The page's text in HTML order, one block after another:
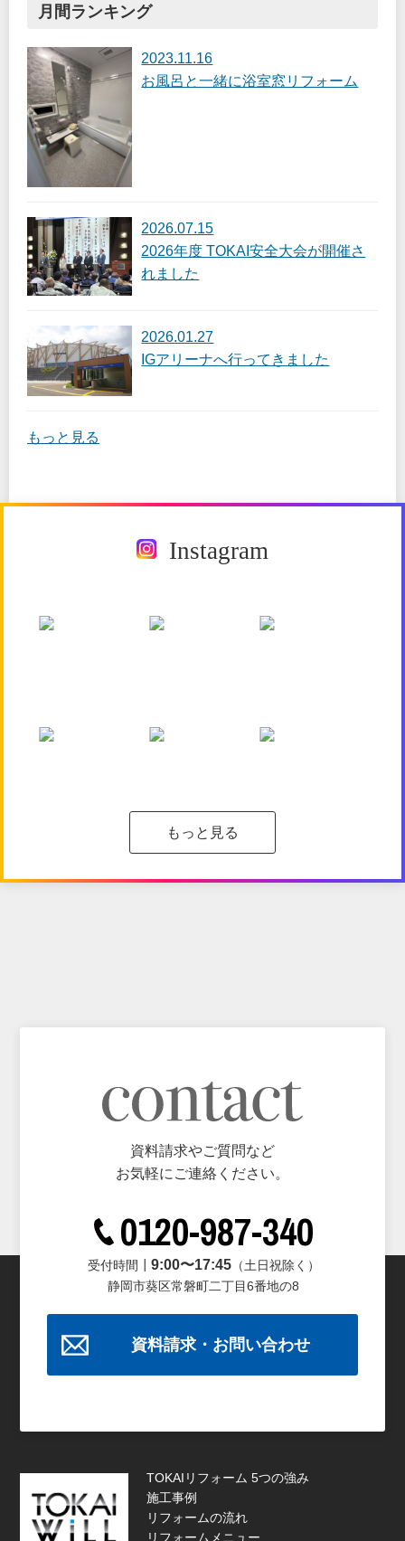
月間ランキング
2023.11.16
お風呂と一緒に浴室窓リフォーム
2026.07.15
2026年度 TOKAI安全大会が開催さ
れました
2026.01.27
IGアリーナへ行ってきました
もっと見る
Instagram
もっと見る
資料請求やご質問など
お気軽にご連絡ください。
0120-987-340
受付時間┃ 9:00〜17:45（土日祝除く）
静岡市葵区常磐町二丁目6番地の8
資料請求・お問い合わせ
TOKAIリフォーム 5つの強み
施工事例
リフォームの流れ
リフォームメニュー